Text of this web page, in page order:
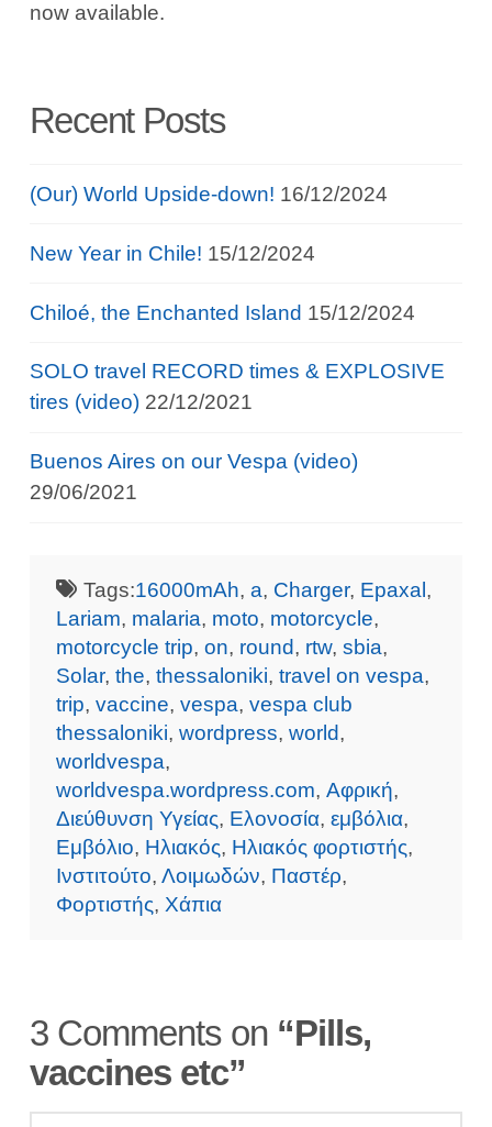
now available.
Recent Posts
(Our) World Upside-down! 16/12/2024
New Year in Chile! 15/12/2024
Chiloé, the Enchanted Island 15/12/2024
SOLO travel RECORD times & EXPLOSIVE
tires (video) 22/12/2021
Buenos Aires on our Vespa (video)
29/06/2021
Tags:16000mAh, a, Charger, Epaxal ,
Lariam, malaria, moto, motorcycle,
motorcycle trip, on, round, rtw, sbia,
Solar, the, thessaloniki, travel on vespa,
trip, vaccine, vespa, vespa club
thessaloniki, wordpress, world,
worldvespa,
worldvespa.wordpress.com, Αφρική,
Διεύθυνση Υγείας, Ελονοσία, εμβόλια,
Εμβόλιο, Ηλιακός, Ηλιακός φορτιστής,
Ινστιτούτο, Λοιμωδών, Παστέρ,
Φορτιστής, Χάπια
3 Comments on “Pills,
vaccines etc”